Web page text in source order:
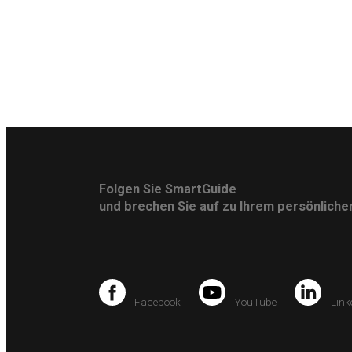
Folgen Sie SmartGuide
und brechen Sie auf zu Ihrem
Facebook YouTube